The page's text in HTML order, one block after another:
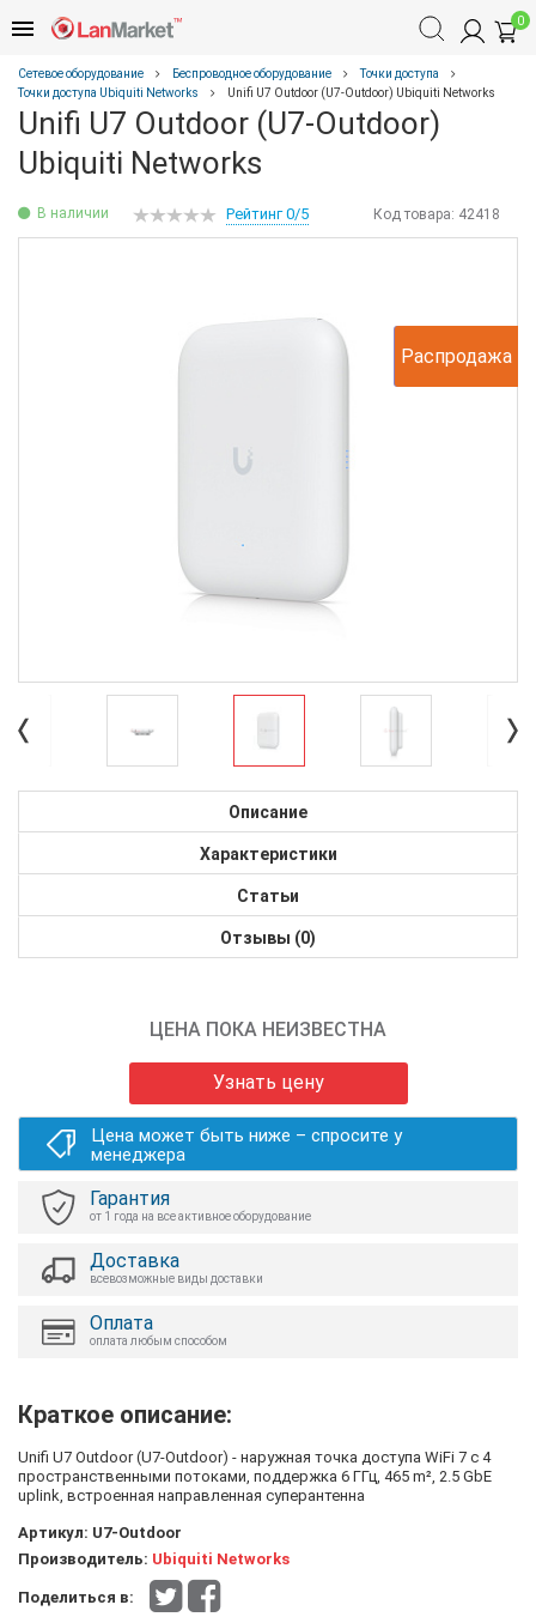
0
Сетевое оборудование Беспроводное оборудование
Точки доступа
Точки доступа Ubiquiti Networks
Unifi U7 Outdoor (U7-Outdoor) Ubiquiti Networks
Unifi U7 Outdoor (U7-Outdoor)
Ubiquiti Networks
В наличии Код товара: 42418
Рейтинг 0/5
Ожидаемый
Распродажа
Описание
Характеристики
Статьи
Отзывы (0)
ЦЕНА ПОКА НЕИЗВЕСТНА
Узнать цену
Цена может быть ниже – спросите у
менеджера
Гарантия
от 1 года на все активное оборудование
Доставка
всевозможные виды доставки
Оплата
оплата любым способом
Краткое описание:
Unifi U7 Outdoor (U7-Outdoor) - наружная точка доступа WiFi 7 с 4
пространственными потоками, поддержка 6 ГГц, 465 m², 2.5 GbE
uplink, встроенная направленная суперантенна
Артикул: U7-Outdoor
Производитель: Ubiquiti Networks
Поделиться в: